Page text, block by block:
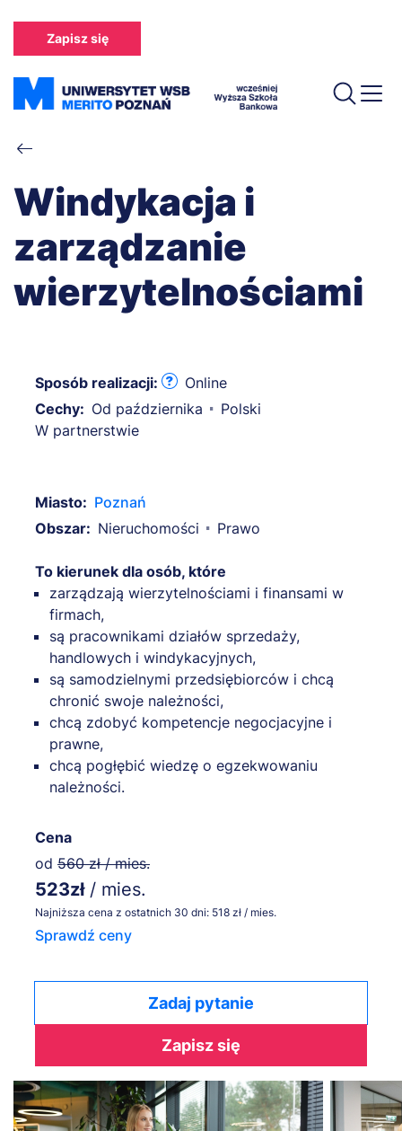
treści
Zapisz się
Ścieżka
nawigacyjna
Windykacja i
zarządzanie
wierzytelnościami
Sposób realizacji:
Online
Cechy: Od października
Polski
W partnerstwie
Miasto: Poznań
Obszar: Nieruchomości Prawo
To kierunek dla osób, które
zarządzają wierzytelnościami i finansami w
firmach,
są pracownikami działów sprzedaży,
handlowych i windykacyjnych,
są samodzielnymi przedsiębiorców i chcą
chronić swoje należności,
chcą zdobyć kompetencje negocjacyjne i
prawne,
chcą pogłębić wiedzę o egzekwowaniu
należności.
Cena
od 560 zł / mies.
523zł / mies.
Najniższa cena z ostatnich 30 dni: 518 zł / mies.
Sprawdź ceny
Zadaj pytanie
Zapisz się